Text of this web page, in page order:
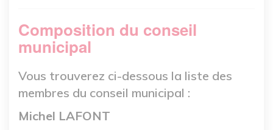
Composition du conseil
municipal
Vous trouverez ci-dessous la liste des
membres du conseil municipal :
Michel LAFONT